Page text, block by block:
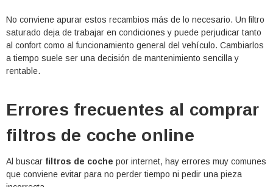
No conviene apurar estos recambios más de lo necesario. Un filtro
saturado deja de trabajar en condiciones y puede perjudicar tanto
al confort como al funcionamiento general del vehículo. Cambiarlos
a tiempo suele ser una decisión de mantenimiento sencilla y
rentable.
Errores frecuentes al comprar
filtros de coche online
Al buscar filtros de coche por internet, hay errores muy comunes
que conviene evitar para no perder tiempo ni pedir una pieza